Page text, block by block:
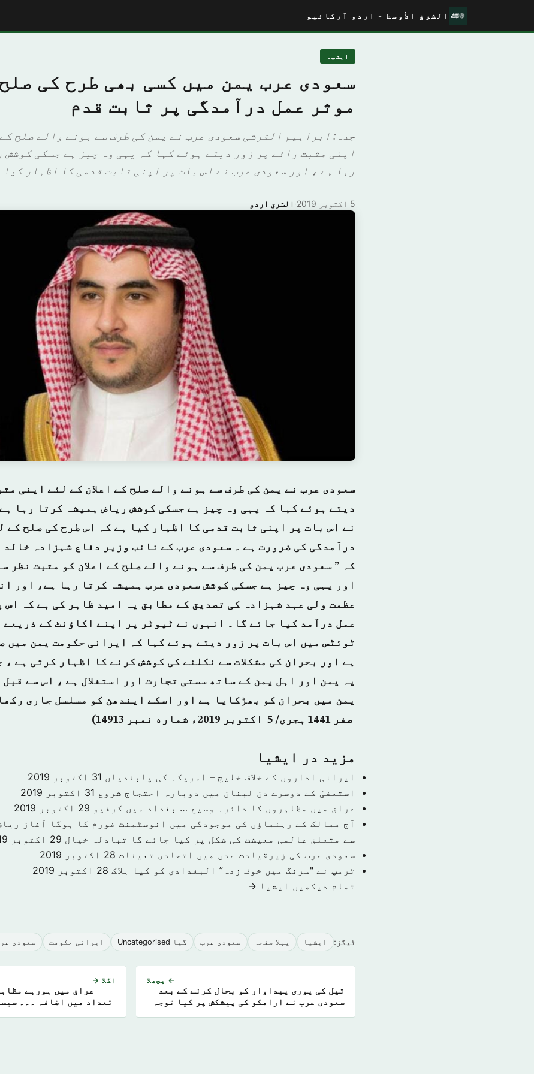
الشرق الأوسط - اردو آرکائیو
ايشيا
سعودی عرب یمن میں کسی بھی طرح کی
موثر عمل درآمدگی پر ثابت قدم
جدہ: ابراہیم القرشی سعودی عرب نے یمن کی طرف سے ہونے والے صلح کے
اپنی مثبت رائے پر زور دیتے ہوئے کہا کہ یہی وہ چیز ہے جسکی کوشش
رہا ہے ، اور سعودی عرب نے اس بات پر اپنی ثابت قدمی کا اظہار
الشرق اردو · 5 اکتوبر 2019
سعودی عرب نے یمن کی طرف سے ہونے والے صلح کے اعلان کے لئے اپنی
دیتے ہوئے کہا کہ یہی وہ چیز ہے جسکی کوشش ریاض ہمیشہ کرتا رہا
نے اس بات پر اپنی ثابت قدمی کا اظہار کیا ہے کہ اس طرح کی صلح کے
درآمدگی کی ضرورت ہے ۔ سعودی عرب کے نائب وزیر دفاع شہزادہ خالد
کہ ” سعودی عرب یمن کی طرف سے ہونے والے صلح کے اعلان کو مثبت نظر
اور یہی وہ چیز ہے جسکی کوشش سعودی عرب ہمیشہ کرتا رہا ہے، اور
عظمت ولی عہد شہزادہ کی تصدیق کے مطابق یہ امید ظاہر کی ہے کہ اس
عمل درآمد کیا جائے گا۔ انہوں نے ٹیوٹر پر اپنے اکاؤنٹ کے ذریعے
ٹوئٹس میں اس بات پر زور دیتے ہوئے کہا کہ ایرانی حکومت یمن میں
ہے اور بحران کی مشکلات سے نکلنے کی کوشش کرنے کا اظہار کرتی ہے ،
یہ یمن اور اہل یمن کے ساتھ سستی تجارت اور استغلال ہے ، اس سے
صفر 1441 ہجرى/ 5 اکتوبر 2019ء شماره نمبر 14913)
مزید در ايشيا
ایرانی اداروں کے خلاف خلیج – امریکہ کی پابندیاں 31 اکتوبر 2019
استعفیٰ کے دوسرے دن لبنان میں دوبارہ احتجاج شروع 31 اکتوبر 2019
عراق میں مظاہروں کا دائرہ وسیع … بغداد میں کرفیو 29 اکتوبر 2019
آج ممالک کے رہنماؤں کی موجودگی میں انوسٹمنٹ فورم کا ہوگا آغاز
سے متعلق عالمی معیشت کی شکل پر کیا جائے گا تبادلہ خیال 29 اکتوبر 2019
سعودی عرب کی زیرقیادت عدن میں اتحادی تعینات 28 اکتوبر 2019
ٹرمپ نے "سرنگ میں خوف زدہ” البغدادی کو کیا ہلاک 28 اکتوبر 2019
تمام دیکھیں ايشيا →
ٹیگز: ايشيا پہلا صفحہ سعودى عرب گیا Uncategorised ایرانی حکومت سعودی
← پچھلا
تیل کی پوری پیداوار کو بحال کرنے کے بعد
سعودی عرب نے ارامکو کی پیشکش پر کیا توجہ
اگلا →
عراق میں ہورہے
تعداد میں اضافہ ۔۔۔